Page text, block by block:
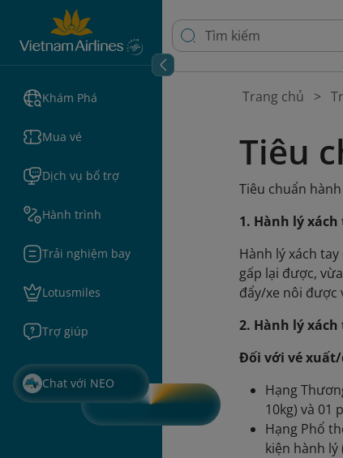
Khám Phá
Mua vé
Dịch vụ bổ trợ
Hành trình
Trải nghiệm bay
Lotusmiles
Trợ giúp
Chat với NEO
Trang chủ
Tiêu
Tiêu chuẩn
1. Hành lý
Hành lý xách
gấp lại được,
đẩy/xe nôi được
2. Hành lý
Đối với vé
Hạng
10kg) và 01
Hạng Phổ
kiện hành lý